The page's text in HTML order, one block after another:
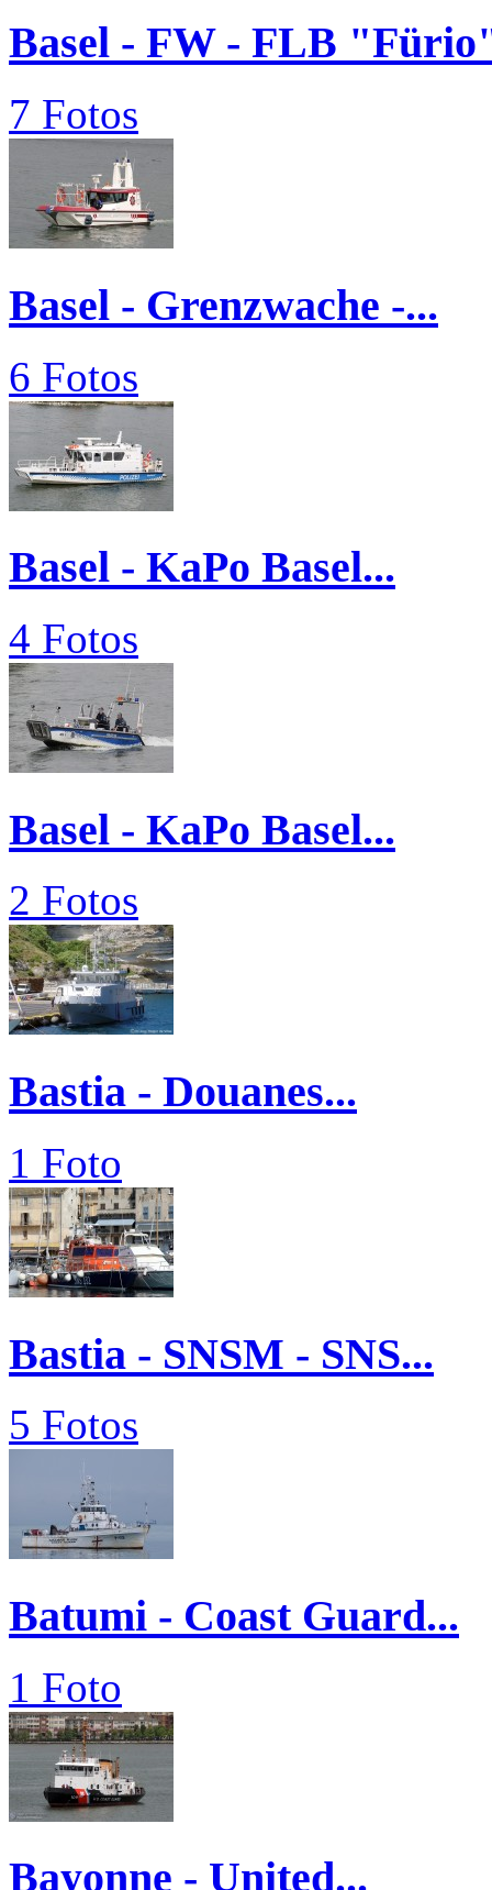
Basel - FW - FLB
7 Fotos
Basel - Grenzwache -...
6 Fotos
Basel - KaPo Basel...
4 Fotos
Basel - KaPo Basel...
2 Fotos
Bastia - Douanes...
1 Foto
Bastia - SNSM - SNS...
5 Fotos
Batumi - Coast Guard...
1 Foto
Bayonne - United...